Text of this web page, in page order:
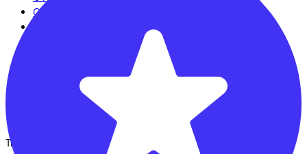
Onze collega's
Security & Privacy
Trotse partner van